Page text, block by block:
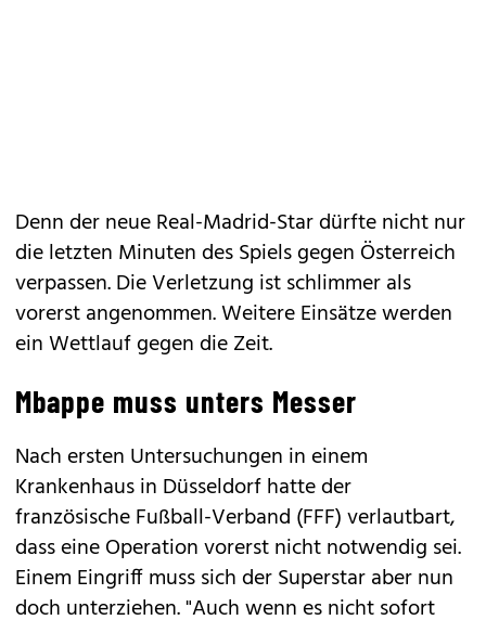
Denn der neue Real-Madrid-Star dürfte nicht nur
die letzten Minuten des Spiels gegen Österreich
verpassen. Die Verletzung ist schlimmer als
vorerst angenommen. Weitere Einsätze werden
ein Wettlauf gegen die Zeit.
Mbappe muss unters Messer
Nach ersten Untersuchungen in einem
Krankenhaus in Düsseldorf hatte der
französische Fußball-Verband (FFF) verlautbart,
dass eine Operation vorerst nicht notwendig sei.
Einem Eingriff muss sich der Superstar aber nun
doch unterziehen. "Auch wenn es nicht sofort